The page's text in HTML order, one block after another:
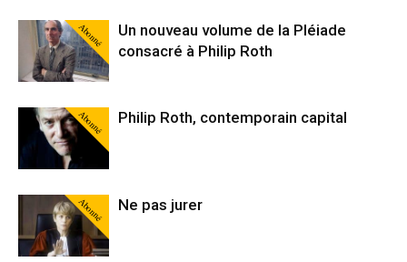
Abonné
Un nouveau volume de la Pléiade
consacré à Philip Roth
Abonné Philip Roth, contemporain capital
Abonné Ne pas jurer